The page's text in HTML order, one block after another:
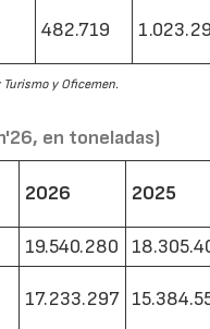
482.719
y Oficemen.
en toneladas)
2026 2025
19.540.280
17.233.297